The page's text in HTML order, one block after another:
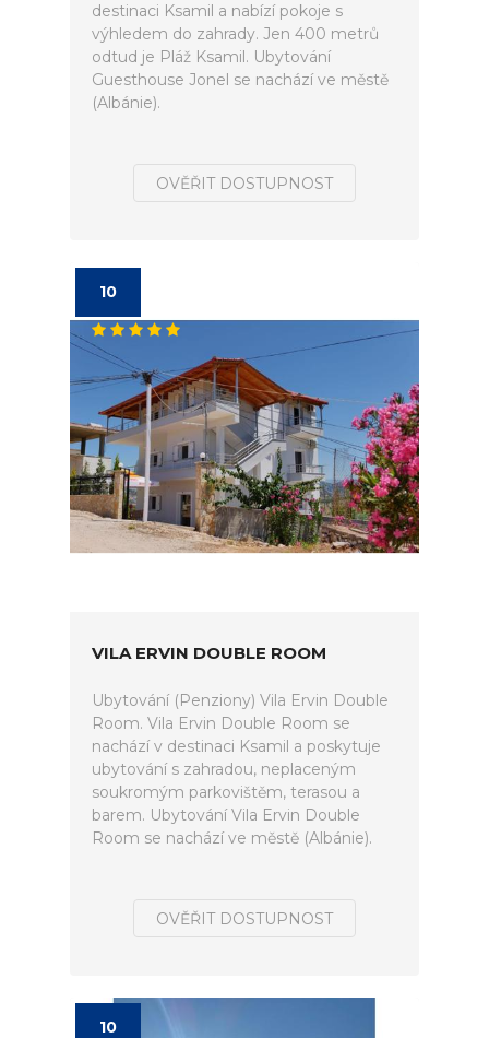
destinaci Ksamil a nabízí pokoje s
výhledem do zahrady. Jen 400 metrů
odtud je Pláž Ksamil. Ubytování
Guesthouse Jonel se nachází ve městě
(Albánie).
OVĚŘIT DOSTUPNOST
10
VILA ERVIN DOUBLE ROOM
Ubytování (Penziony) Vila Ervin Double
Room. Vila Ervin Double Room se
nachází v destinaci Ksamil a poskytuje
ubytování s zahradou, neplaceným
soukromým parkovištěm, terasou a
barem. Ubytování Vila Ervin Double
Room se nachází ve městě (Albánie).
OVĚŘIT DOSTUPNOST
10